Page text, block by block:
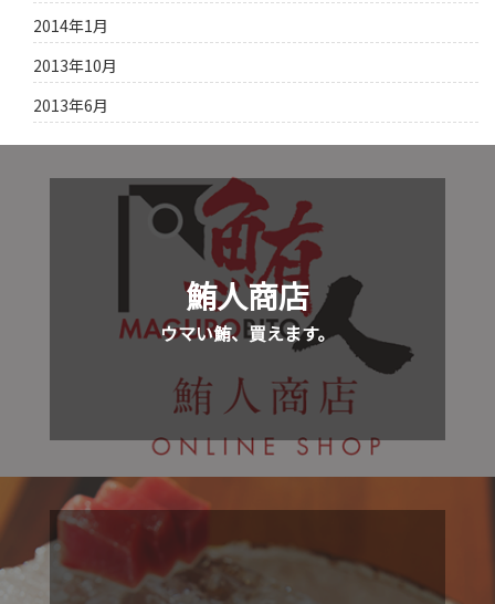
2014年1月
2013年10月
2013年6月
鮪人商店
ウマい鮪、買えます。